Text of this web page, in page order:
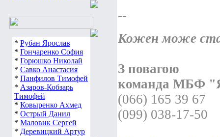
* Рубан Ярослав
* Гончаренко София
* Горюшко Николай
* Савко Анастасия
* Панфилов Тимофей
* Азаров-Кобзарь
Тимофей
* Ковыренко Ахмед
* Острый Данил
* Маловик Сергей
* Деревицкий Артур
--
Кожен може
З повагою
команда МБФ
(066) 165 39 67
(099) 038-17-50